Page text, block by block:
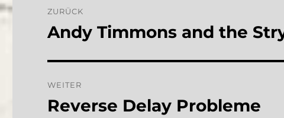
ZURÜCK
Vorheriger
Andy Timmons and the
WEITER
Nächster
Reverse Delay Probleme